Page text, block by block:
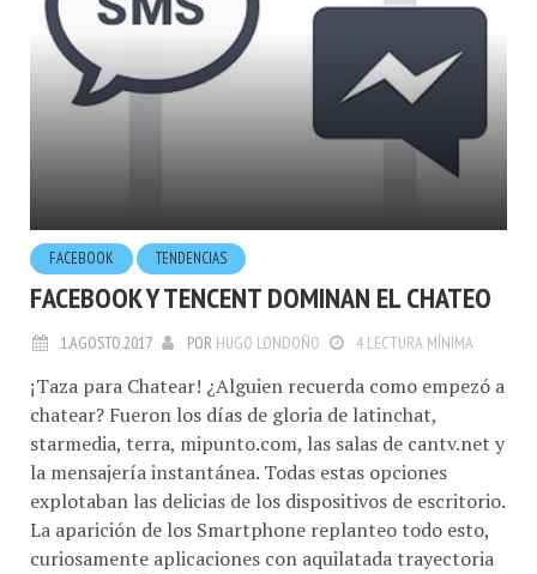
FACEBOOK TENDENCIAS
FACEBOOK Y TENCENT DOMINAN EL CHATEO
1.AGOSTO.2017 PORHUGO LONDOÑO 4 LECTURA MÍNIMA
¡Taza para Chatear! ¿Alguien recuerda como empezó a
chatear? Fueron los días de gloria de latinchat,
starmedia, terra, mipunto.com, las salas de cantv.net y
la mensajería instantánea. Todas estas opciones
explotaban las delicias de los dispositivos de escritorio.
La aparición de los Smartphone replanteo todo esto,
curiosamente aplicaciones con aquilatada trayectoria
como hotmail y skype...